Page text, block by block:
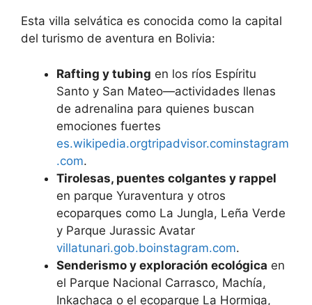
Esta villa selvática es conocida como la capital
del turismo de aventura en Bolivia:
Rafting y tubing en los ríos Espíritu
Santo y San Mateo—actividades llenas
de adrenalina para quienes buscan
emociones fuertes
es.wikipedia.orgtripadvisor.cominstagram
.com.
Tirolesas, puentes colgantes y rappel
en parque Yuraventura y otros
ecoparques como La Jungla, Leña Verde
y Parque Jurassic Avatar
villatunari.gob.boinstagram.com.
Senderismo y exploración ecológica en
el Parque Nacional Carrasco, Machía,
Inkachaca o el ecoparque La Hormiga,